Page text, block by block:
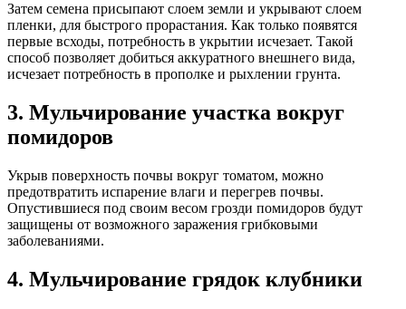
Затем семена присыпают слоем земли и укрывают слоем
пленки, для быстрого прорастания. Как только появятся
первые всходы, потребность в укрытии исчезает. Такой
способ позволяет добиться аккуратного внешнего вида,
исчезает потребность в прополке и рыхлении грунта.
3. Мульчирование участка вокруг
помидоров
Укрыв поверхность почвы вокруг томатом, можно
предотвратить испарение влаги и перегрев почвы.
Опустившиеся под своим весом грозди помидоров будут
защищены от возможного заражения грибковыми
заболеваниями.
4. Мульчирование грядок клубники